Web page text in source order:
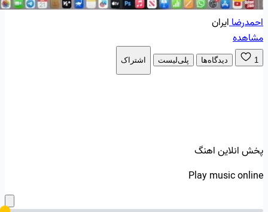
احمدرضاایران
مشاهده
1 دیدگاه‌ها پلی‌لیست اشتراک
پخش انلاین اهنگ
Play music online